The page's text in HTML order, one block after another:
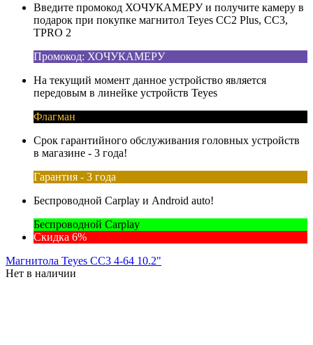
Введите промокод ХОЧУКАМЕРУ и получите камеру в
подарок при покупке магнитол Teyes CC2 Plus, CC3,
TPRO 2
Промокод: ХОЧУКАМЕРУ
На текущий момент данное устройство является
передовым в линейке устройств Teyes
Флагман
Срок гарантийного обслуживания головных устройств
в магазине - 3 года!
Гарантия - 3 года
Беспроводной Carplay и Android auto!
Беспроводной Carplay
Скидка 6%
Магнитола Teyes CC3 4-64 10.2"
Нет в наличии